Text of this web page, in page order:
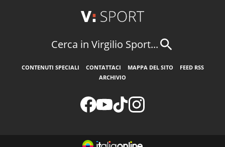
Cerca in Virgilio Sport...
CONTENUTI SPECIALI CONTATTACI MAPPA DEL SITO
FEED RSS
ARCHIVIO